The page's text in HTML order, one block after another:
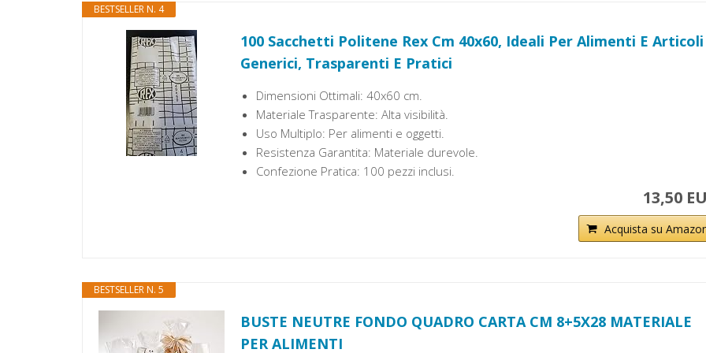
BESTSELLER N. 4
100 Sacchetti Politene Rex Cm 40x60, Ideali Per Alimenti E Articoli
Generici, Trasparenti E Pratici
Dimensioni Ottimali: 40x60 cm.
Materiale Trasparente: Alta visibilità.
Uso Multiplo: Per alimenti e oggetti.
Resistenza Garantita: Materiale durevole.
Confezione Pratica: 100 pezzi inclusi.
13,50
Acquista su
BESTSELLER N. 5
BUSTE NEUTRE FONDO QUADRO CARTA CM 8+5X28 MATERIALE
PER ALIMENTI